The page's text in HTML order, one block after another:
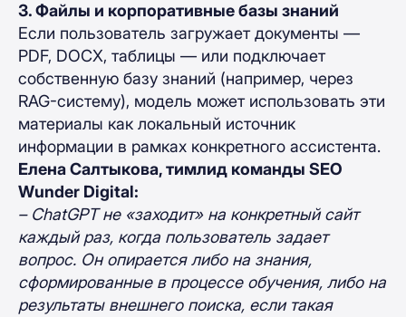
3. Файлы и корпоративные базы знаний
Если пользователь загружает документы —
PDF, DOCX, таблицы — или подключает
собственную базу знаний (например, через
RAG-систему), модель может использовать эти
материалы как локальный источник
информации в рамках конкретного ассистента.
Елена Салтыкова, тимлид команды SEO
Wunder Digital:
– ChatGPT не «заходит» на конкретный сайт
каждый раз, когда пользователь задает
вопрос. Он опирается либо на знания,
сформированные в процессе обучения, либо на
результаты внешнего поиска, если такая